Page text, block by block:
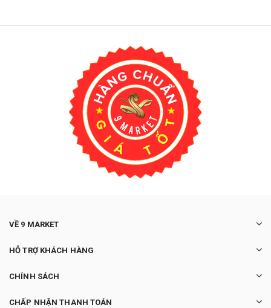
VỀ 9 MARKET
HỖ TRỢ KHÁCH HÀNG
CHÍNH SÁCH
CHẤP NHẬN THANH TOÁN